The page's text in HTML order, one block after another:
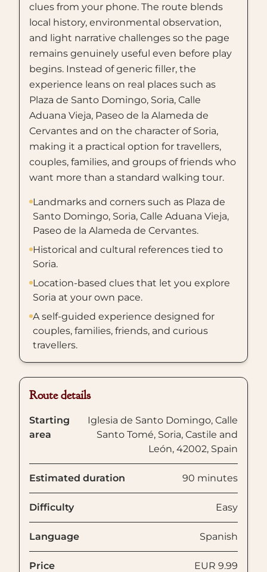
clues from your phone. The route blends
local history, environmental observation,
and light narrative challenges so the page
remains genuinely useful even before play
begins. Instead of generic filler, the
experience leans on real places such as
Plaza de Santo Domingo, Soria, Calle
Aduana Vieja, Paseo de la Alameda de
Cervantes and on the character of Soria,
making it a practical option for travellers,
couples, families, and groups of friends who
want more than a standard walking tour.
Landmarks and corners such as Plaza de
Santo Domingo, Soria, Calle Aduana Vieja,
Paseo de la Alameda de Cervantes.
Historical and cultural references tied to
Soria.
Location-based clues that let you explore
Soria at your own pace.
A self-guided experience designed for
couples, families, friends, and curious
travellers.
Route details
Starting
area
Iglesia de Santo Domingo, Calle
Santo Tomé, Soria, Castile and
León, 42002, Spain
Estimated duration 90 minutes
Difficulty Easy
Language Spanish
Price EUR 9.99